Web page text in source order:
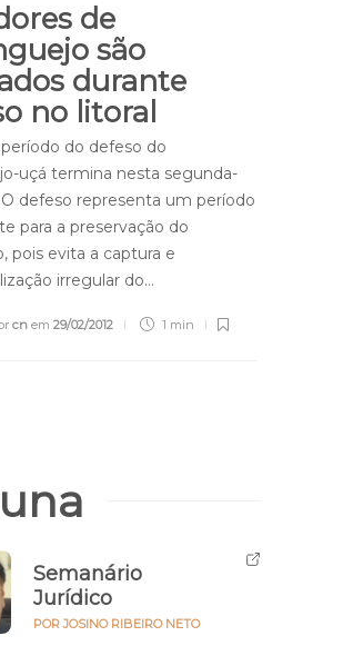
de
são
durante
no litoral
do defeso do
uçá termina nesta segunda-
O defeso representa um período
para a preservação do
pois evita a captura e
irregular do…
cn em 29/02/2012 1 min
Semanário
Jurídico
POR JOSINO RIBEIRO NETO